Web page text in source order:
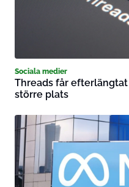
Sociala medier
Threads får
större plats